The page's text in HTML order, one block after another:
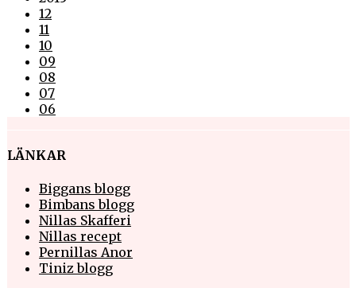
12
11
10
09
08
07
06
LÄNKAR
Biggans blogg
Bimbans blogg
Nillas Skafferi
Nillas recept
Pernillas Anor
Tiniz blogg